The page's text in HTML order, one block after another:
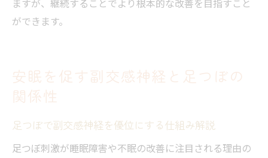
ますが、継続することでより根本的な改善を目指すこと
ができます。
安眠を促す副交感神経と足つぼの
関係性
足つぼで副交感神経を優位にする仕組み解説
足つぼ刺激が睡眠障害や不眠の改善に注目される理由の